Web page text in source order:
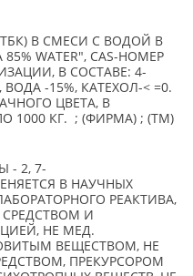
В СМЕСИ С ВОДОЙ В
WATER", CAS-НОМЕР
В СОСТАВЕ: 4-
-15%, КАТЕХОЛ-< =0.
ЦВЕТА, В
1000 КГ. ; (ФИРМА) ; (TM)
- 2, 7-
В НАУЧНЫХ
РЕАКТИВА,
СРЕДСТВОМ И
НЕ МЕД.
ВЕЩЕСТВОМ, НЕ
ПРЕКУРСОРОМ